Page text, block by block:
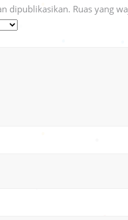
dipublikasikan. Ruas yang